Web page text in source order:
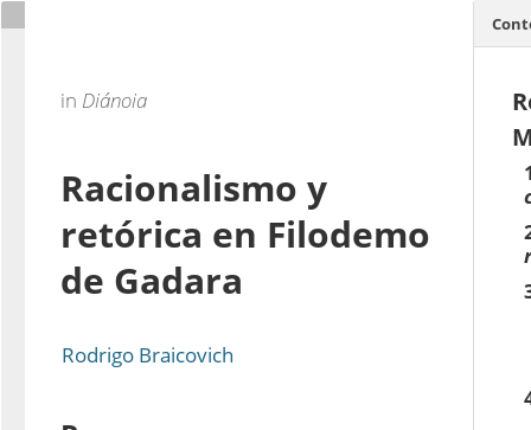
in Diánoia
Racionalismo y
retórica en Filodemo
de Gadara
Rodrigo Braicovich